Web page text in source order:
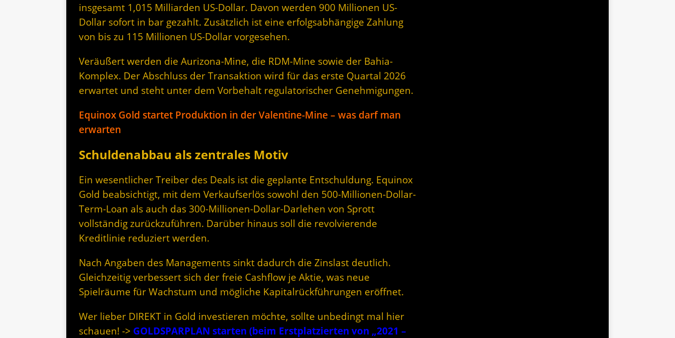
insgesamt 1,015 Milliarden US-Dollar. Davon werden 900 Millionen US-
Dollar sofort in bar gezahlt. Zusätzlich ist eine erfolgsabhängige Zahlung
von bis zu 115 Millionen US-Dollar vorgesehen.
Veräußert werden die Aurizona-Mine, die RDM-Mine sowie der Bahia-
Komplex. Der Abschluss der Transaktion wird für das erste Quartal 2026
erwartet und steht unter dem Vorbehalt regulatorischer Genehmigungen.
Equinox Gold startet Produktion in der Valentine-Mine – was darf man
erwarten
Schuldenabbau als zentrales Motiv
Ein wesentlicher Treiber des Deals ist die geplante Entschuldung. Equinox
Gold beabsichtigt, mit dem Verkaufserlös sowohl den 500-Millionen-Dollar-
Term-Loan als auch das 300-Millionen-Dollar-Darlehen von Sprott
vollständig zurückzuführen. Darüber hinaus soll die revolvierende
Kreditlinie reduziert werden.
Nach Angaben des Managements sinkt dadurch die Zinslast deutlich.
Gleichzeitig verbessert sich der freie Cashflow je Aktie, was neue
Spielräume für Wachstum und mögliche Kapitalrückführungen eröffnet.
Wer lieber DIREKT in Gold investieren möchte, sollte unbedingt mal hier
schauen! -> GOLDSPARPLAN starten (beim Erstplatzierten von „2021 –